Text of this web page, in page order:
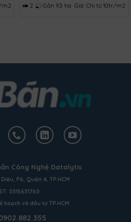
m2 2 Gần 9,3 ha Giá: Chì từ 10tr/m2
Công Nghệ Datalytis
P6, Quận 4, TP.HCM
0315631760
hoạch và đầu tư TP.HCM